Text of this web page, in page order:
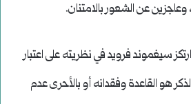
عن الشعور بالامتنان.
سيغموند فرويد في نظريته على اعتبار
هو القاعدة وفقدانه أو بالأحرى عدم